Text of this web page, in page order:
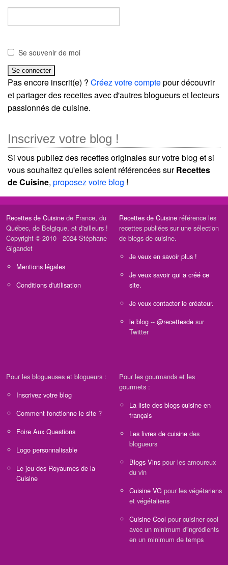
Se souvenir de moi
Pas encore inscrit(e) ? Créez votre comptepour découvrir
et partager des recettes avec d'autres blogueurs et lecteurs
passionnés de cuisine.
Inscrivez votre blog !
Si vous publiez des recettes originales sur votre blog et si
vous souhaitez qu'elles soient référencées surRecettes
de Cuisine, proposez votre blog !
Recettes de Cuisine de France, du
Québec, de Belgique, et d'ailleurs !
Copyright © 2010 - 2024 Stéphane
Gigandet
Mentions légales
Conditions d'utilisation
Recettes de Cuisine référence les
recettes publiées sur une sélection
de blogs de cuisine.
Je veux en savoir plus !
Je veux savoir qui a créé ce
site.
Je veux contacter le créateur.
le blog -- @recettesde sur
Twitter
Pour les blogueuses et blogueurs :
Inscrivez votre blog
Comment fonctionne le site ?
Foire Aux Questions
Logo personnalisable
Le jeu des Royaumes de la
Cuisine
Pour les gourmands et les
gourmets :
La liste des blogs cuisine en
français
Les livres de cuisine des
blogueurs
Blogs Vins pour les amoureux
du vin
Cuisine VG pour les végétariens
et végétaliens
Cuisine Cool pour cuisiner cool
avec un minimum d'ingrédients
en un minimum de temps